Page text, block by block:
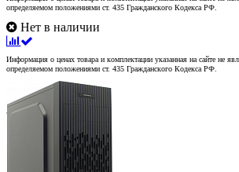
определяемом положениями ст. 435 Гражданского Кодекса РФ.
Нет в наличии
Информация о ценах товара и комплектации указанная на сайте не
определяемом положениями ст. 435 Гражданского Кодекса РФ.